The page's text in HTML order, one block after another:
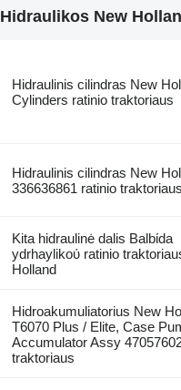
Hidraulikos New
Hidraulinis cilindras New
Cylinders ratinio traktoriaus
Hidraulinis cilindras New
336636861 ratinio traktoriaus
Kita hidraulinė dalis Balbίda
ydrhaylikoύ ratinio
Holland
Hidroakumuliatorius New
T6070 Plus / Elite, Case
Accumulator Assy
traktoriaus